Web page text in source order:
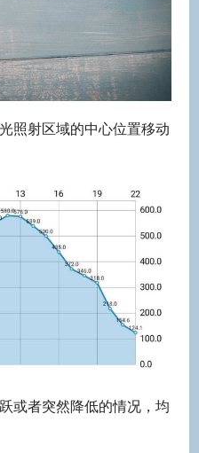
照射区域的中心位置移动
或者突然降低的情况，均